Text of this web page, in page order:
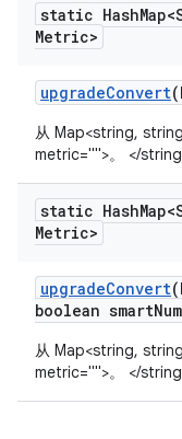
static Hash
Metric>
upgradeConvert
从 Map<string,
metric="">。 </
static Hash
Metric>
upgradeConvert
boolean smart
从 Map<string,
metric="">。 </